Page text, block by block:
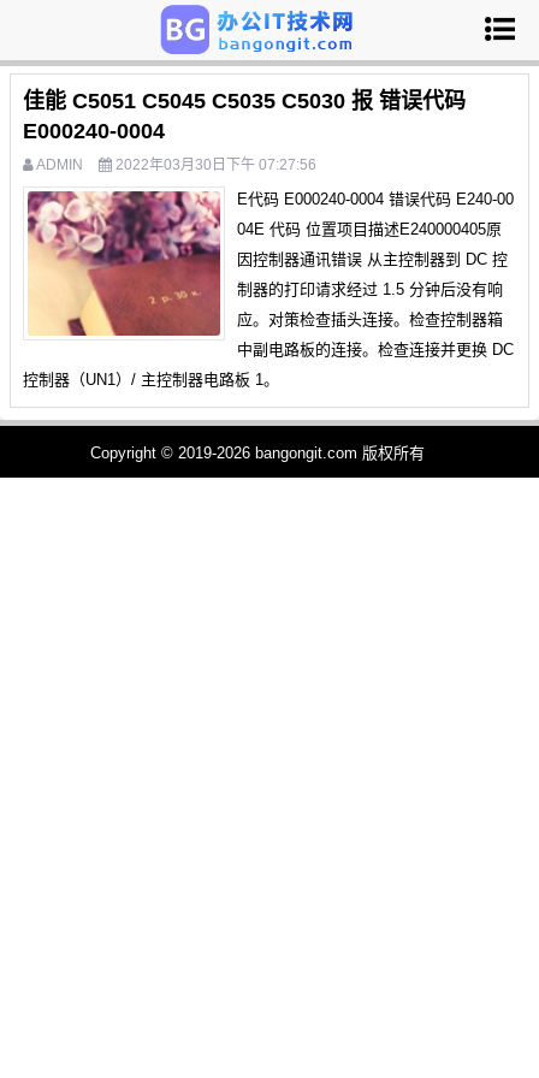
佳能 C5051 C5045 C5035 C5030 报 错误代码
E000240-0004
ADMIN 2022年03月30日下午 07:27:56
E代码 E000240-0004 错误代码 E240-00
04E 代码 位置项目描述E240000405原
因控制器通讯错误 从主控制器到 DC 控
制器的打印请求经过 1.5 分钟后没有响
应。对策检查插头连接。检查控制器箱
中副电路板的连接。检查连接并更换 DC
控制器（UN1）/ 主控制器电路板 1。
Copyright © 2019-2026 bangongit.com 版权所有